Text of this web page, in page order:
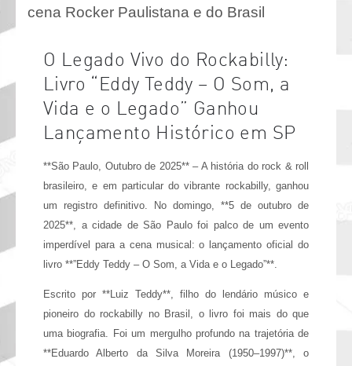
cena Rocker Paulistana e do Brasil
O Legado Vivo do Rockabilly:
Livro “Eddy Teddy – O Som, a
Vida e o Legado” Ganhou
Lançamento Histórico em SP
**São Paulo, Outubro de 2025** – A história do rock & roll
brasileiro, e em particular do vibrante rockabilly, ganhou
um registro definitivo. No domingo, **5 de outubro de
2025**, a cidade de São Paulo foi palco de um evento
imperdível para a cena musical: o lançamento oficial do
livro **”Eddy Teddy – O Som, a Vida e o Legado”**.
Escrito por **Luiz Teddy**, filho do lendário músico e
pioneiro do rockabilly no Brasil, o livro foi mais do que
uma biografia. Foi um mergulho profundo na trajetória de
**Eduardo Alberto da Silva Moreira (1950–1997)**, o